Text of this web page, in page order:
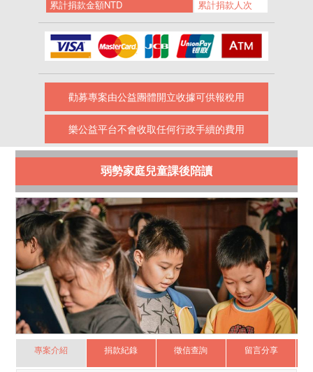
累計捐款金額NTD
累計捐款人次
勸募專案由公益團體開立收據可供報稅用
樂公益平台不會收取任何行政手續的費用
弱勢家庭兒童課後陪讀
專案介紹 捐款紀錄 徵信查詢 留言分享